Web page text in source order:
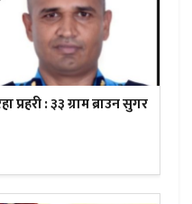
: ३३ ग्राम ब्राउन सुगर